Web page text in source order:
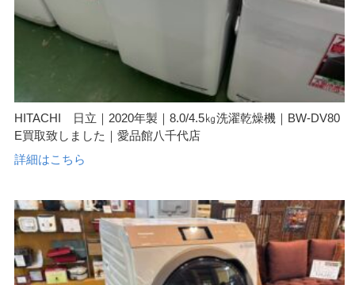
HITACHI 日立｜2020年製｜8.0/4.5㎏洗濯乾燥機｜BW-DV80
E買取致しました｜愛品館八千代店
詳細はこちら